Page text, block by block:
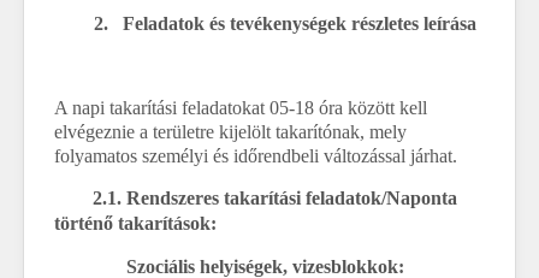
2. Feladatok és tevékenységek részletes leírása
A napi takarítási feladatokat 05-18 óra között kell
elvégeznie a területre kijelölt takarítónak, mely
folyamatos személyi és időrendbeli változással járhat.
2.1. Rendszeres takarítási feladatok/Naponta
történő takarítások:
Szociális helyiségek, vizesblokkok: